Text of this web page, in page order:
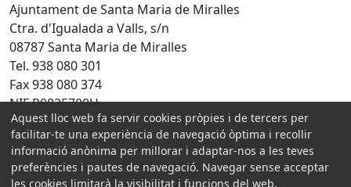
Ajuntament de Santa Maria de Miralles
Ctra. d'Igualada a Valls, s/n
08787 Santa Maria de Miralles
Tel. 938 080 301
Fax 938 080 374
NIF P0825700H
Amb la col·laboració de:
Aquest lloc web fa servir cookies pròpies i de tercers per
facilitar-te una experiència de navegació òptima i recollir
informació anònima per millorar i adaptar-nos a les teves
preferències i pautes de navegació. Navegar sense acceptar
les cookies limitarà la visibilitat i funcions del web.